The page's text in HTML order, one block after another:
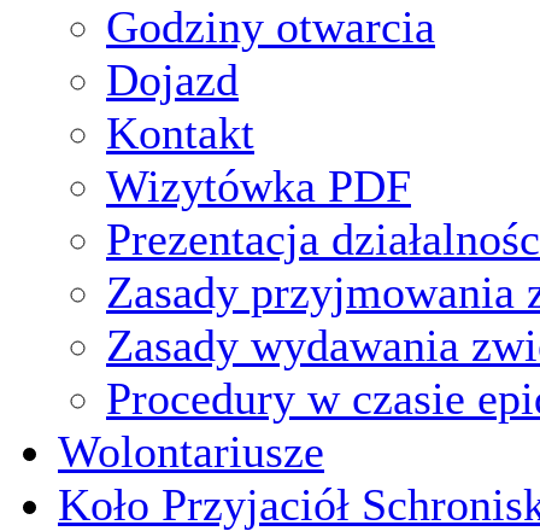
Godziny otwarcia
Dojazd
Kontakt
Wizytówka PDF
Prezentacja
Zasady przyjmowania
Zasady wydawania
Procedury w czasie
Wolontariusze
Koło Przyjaciół